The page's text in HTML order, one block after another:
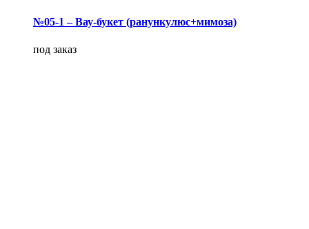
№05-1 – Вау-букет (ранункулюс+мимоза)
под заказ